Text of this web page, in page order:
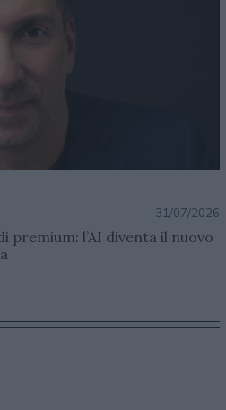
31/07/2026
premium: l’AI diventa il nuovo